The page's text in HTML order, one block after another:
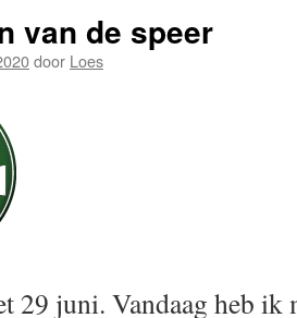
van de speer
door Loes
29 juni. Vandaag heb ik